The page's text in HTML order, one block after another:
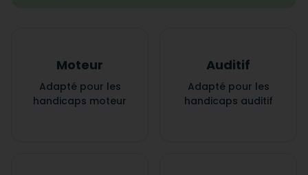
Moteur
Adapté pour les
handicaps moteur
Auditif
Adapté pour les
handicaps auditif